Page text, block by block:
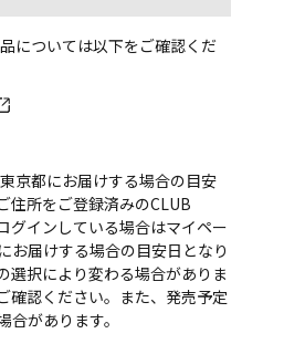
については以下をご確認くだ
京都にお届けする場合の目安
住所をご登録済みのCLUB
グインしている場合はマイペー
お届けする場合の目安日となり
選択により変わる場合がありま
確認ください。また、発売予定
合があります。